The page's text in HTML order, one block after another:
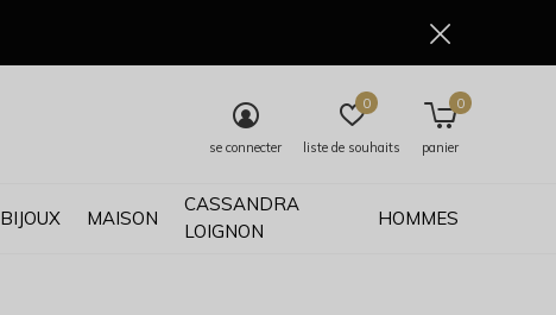
BIJOUX MAISON
CASSANDRA
LOIGNON
HOMMES
se connecter liste de souhaits
0
panier
0